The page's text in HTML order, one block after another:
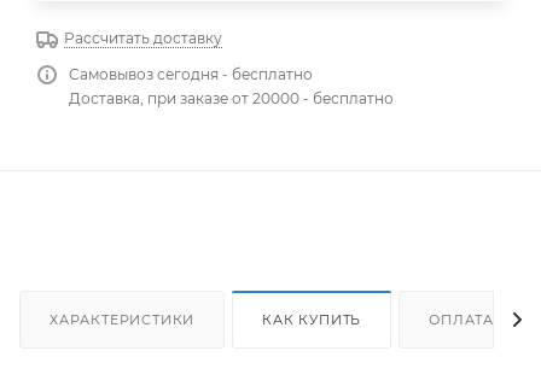
Рассчитать доставку
Самовывоз сегодня - бесплатно
Доставка, при заказе от 20000 - бесплатно
ХАРАКТЕРИСТИКИ КАК КУПИТЬ ОПЛАТА